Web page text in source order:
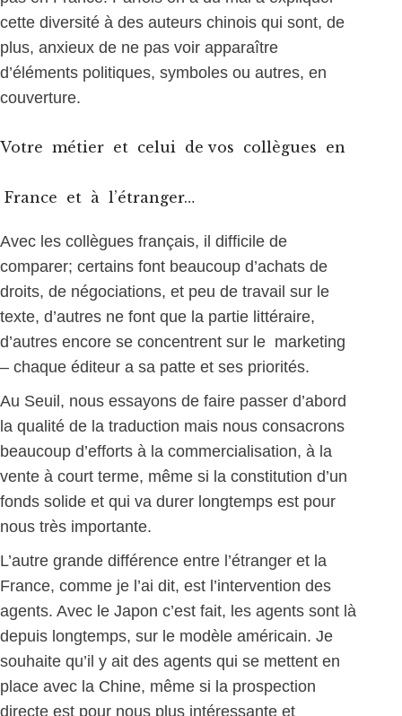
cette diversité à des auteurs chinois qui sont, de
plus, anxieux de ne pas voir apparaître
d’éléments politiques, symboles ou autres, en
couverture.
Votre métier et celui de vos collègues en
France et à l’étranger…
Avec les collègues français, il difficile de
comparer; certains font beaucoup d’achats de
droits, de négociations, et peu de travail sur le
texte, d’autres ne font que la partie littéraire,
d’autres encore se concentrent sur le marketing
– chaque éditeur a sa patte et ses priorités.
Au Seuil, nous essayons de faire passer d’abord
la qualité de la traduction mais nous consacrons
beaucoup d’efforts à la commercialisation, à la
vente à court terme, même si la constitution d’un
fonds solide et qui va durer longtemps est pour
nous très importante.
L’autre grande différence entre l’étranger et la
France, comme je l’ai dit, est l’intervention des
agents. Avec le Japon c’est fait, les agents sont là
depuis longtemps, sur le modèle américain. Je
souhaite qu’il y ait des agents qui se mettent en
place avec la Chine, même si la prospection
directe est pour nous plus intéressante et